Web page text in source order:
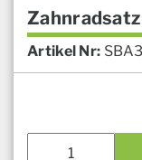
Artikel Nr: